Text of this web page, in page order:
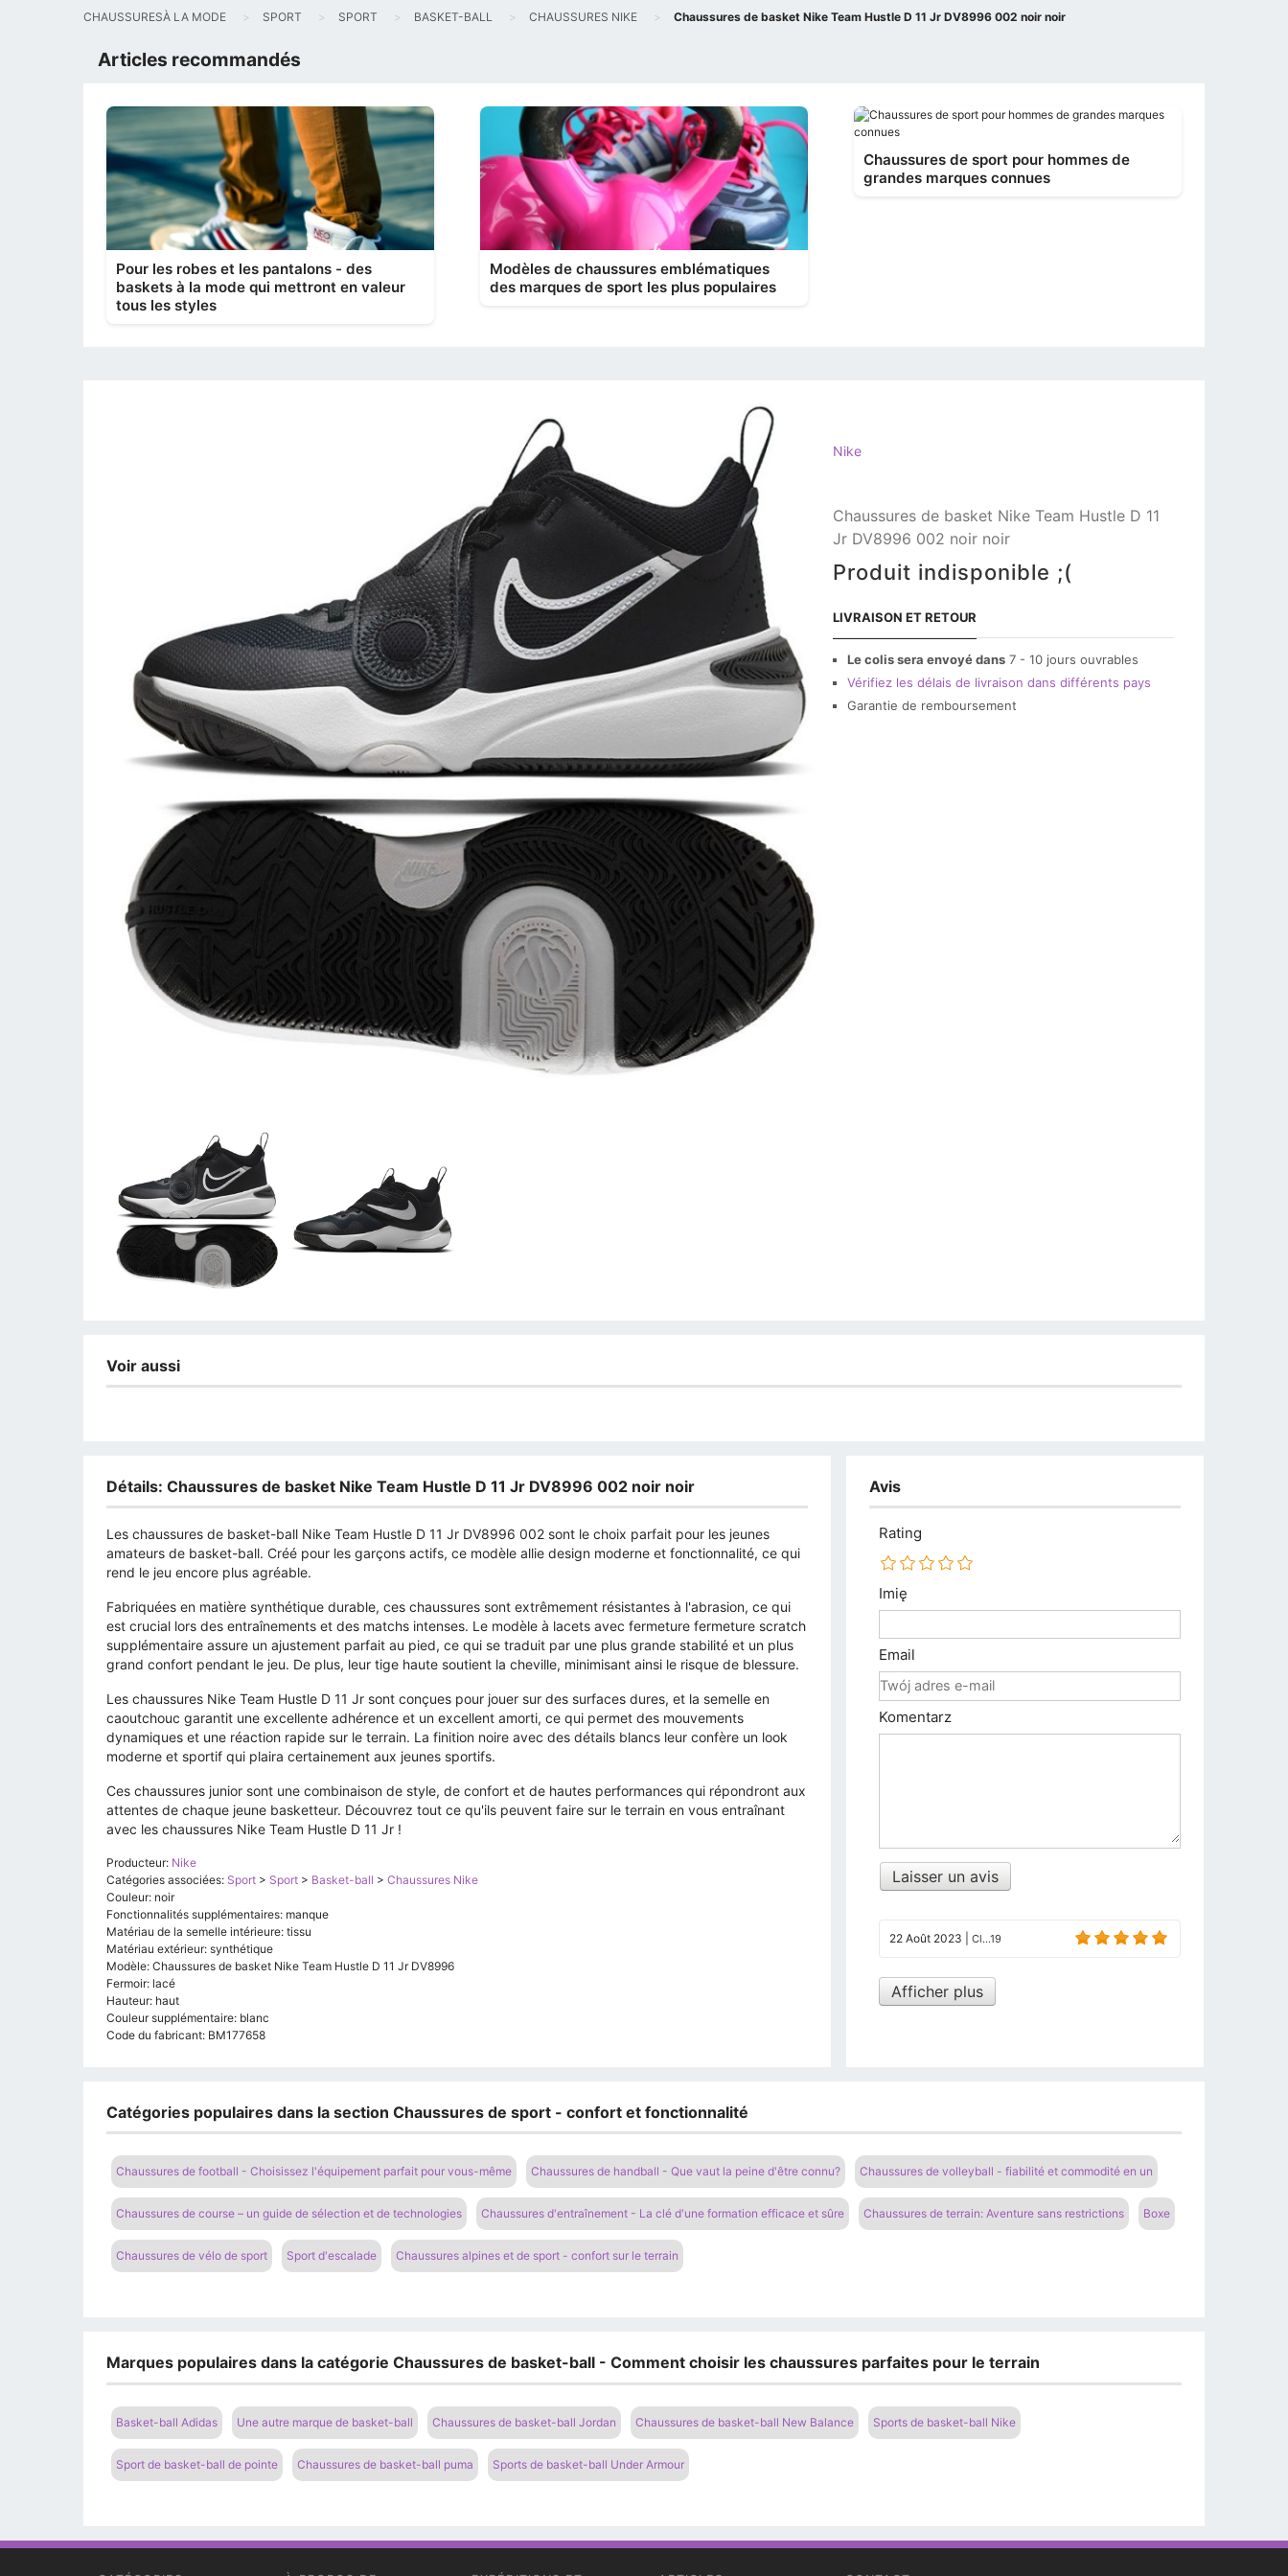
CHAUSSURESÀ LA MODE SPORT SPORT BASKET-BALL CHAUSSURES NIKE Chaussures de basket Nike Team Hustle D 11 Jr DV8996 002 noir noir
Articles recommandés
Pour les robes et les pantalons - des
baskets à la mode qui mettront en valeur
tous les styles
Modèles de chaussures emblématiques
des marques de sport les plus populaires
Chaussures de sport pour hommes de
grandes marques connues
Nike
Chaussures de basket Nike Team Hustle D 11
Jr DV8996 002 noir noir
Produit indisponible ;(
LIVRAISON ET RETOUR
Le colis sera envoyé dans 7 - 10 jours ouvrables
Vérifiez les délais de livraison dans différents pays
Garantie de remboursement
Voir aussi
Détails: Chaussures de basket Nike Team Hustle D 11 Jr DV8996 002 noir noir
Les chaussures de basket-ball Nike Team Hustle D 11 Jr DV8996 002 sont le choix parfait pour les jeunes
amateurs de basket-ball. Créé pour les garçons actifs, ce modèle allie design moderne et fonctionnalité, ce qui
rend le jeu encore plus agréable.
Fabriquées en matière synthétique durable, ces chaussures sont extrêmement résistantes à l'abrasion, ce qui
est crucial lors des entraînements et des matchs intenses. Le modèle à lacets avec fermeture fermeture scratch
supplémentaire assure un ajustement parfait au pied, ce qui se traduit par une plus grande stabilité et un plus
grand confort pendant le jeu. De plus, leur tige haute soutient la cheville, minimisant ainsi le risque de blessure.
Les chaussures Nike Team Hustle D 11 Jr sont conçues pour jouer sur des surfaces dures, et la semelle en
caoutchouc garantit une excellente adhérence et un excellent amorti, ce qui permet des mouvements
dynamiques et une réaction rapide sur le terrain. La finition noire avec des détails blancs leur confère un look
moderne et sportif qui plaira certainement aux jeunes sportifs.
Ces chaussures junior sont une combinaison de style, de confort et de hautes performances qui répondront aux
attentes de chaque jeune basketteur. Découvrez tout ce qu'ils peuvent faire sur le terrain en vous entraînant
avec les chaussures Nike Team Hustle D 11 Jr !
Producteur: Nike
Catégories associées: Sport > Sport > Basket-ball > Chaussures Nike
Couleur: noir
Fonctionnalités supplémentaires: manque
Matériau de la semelle intérieure: tissu
Matériau extérieur: synthétique
Modèle: Chaussures de basket Nike Team Hustle D 11 Jr DV8996
Fermoir: lacé
Hauteur: haut
Couleur supplémentaire: blanc
Code du fabricant: BM177658
Avis
Rating
Imię
Email
Komentarz
Laisser un avis
22 Août 2023 Cl...19
Afficher plus
Catégories populaires dans la section Chaussures de sport - confort et fonctionnalité
Chaussures de football - Choisissez l'équipement parfait pour vous-même Chaussures de handball - Que vaut la peine d'être connu? Chaussures de volleyball - fiabilité et commodité en un
Chaussures de course – un guide de sélection et de technologies Chaussures d'entraînement - La clé d'une formation efficace et sûre Chaussures de terrain: Aventure sans restrictions Boxe
Chaussures de vélo de sport Sport d'escalade Chaussures alpines et de sport - confort sur le terrain
Marques populaires dans la catégorie Chaussures de basket-ball - Comment choisir les chaussures parfaites pour le terrain
Basket-ball Adidas Une autre marque de basket-ball Chaussures de basket-ball Jordan Chaussures de basket-ball New Balance Sports de basket-ball Nike
Sport de basket-ball de pointe Chaussures de basket-ball puma Sports de basket-ball Under Armour